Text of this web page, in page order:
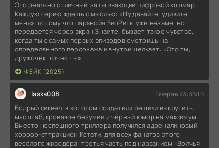
Это реально отличный, затягивающий цифровой кошмар.
Каждую серию ждешь с мыслью: «Ну давайте, удивите
меня», потому что паранойя БиоРиты уже незаметно
передается через экран.Знаете, бывает такое чувство,
когда ты с самых первых эпизодов смотришь на
определенного персонажа и внутри щелкает: «Это ты,
дружочек, точно ты».
ФЕЙК (2025)
laska008 Вчера в 23:36:10
Бодрый сиквел, в котором создатели решили выкрутить
масштаб, кровавое безумие и чёрный юмор на максимум.
Вместо неспешного триллера получился адреналиновый
хоррор-аттракцион.Кстати, для всех фанатов этого
весёлого живодёра: третья часть под названием «Волчья